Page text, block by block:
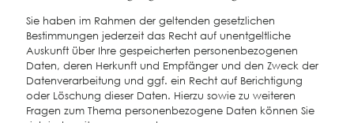
Sie haben im Rahmen der geltenden gesetzlichen
Bestimmungen jederzeit das Recht auf unentgeltliche
Auskunft über Ihre gespeicherten personenbezogenen
Daten, deren Herkunft und Empfänger und den Zweck der
Datenverarbeitung und ggf. ein Recht auf Berichtigung
oder Löschung dieser Daten. Hierzu sowie zu weiteren
Fragen zum Thema personenbezogene Daten können Sie